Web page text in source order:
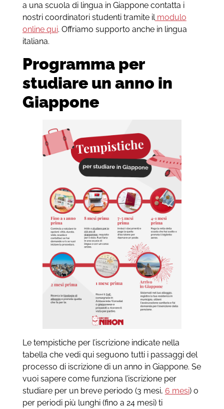
a una scuola di lingua in Giappone contatta i
nostri coordinatori studenti tramite ilmodulo
online qui. Offriamo supporto anche in lingua
italiana.
Programma per
studiare un anno in
Giappone
Le tempistiche per l’iscrizione indicate nella
tabella che vedi qui seguono tutti i passaggi del
processo di iscrizione di un anno in Giappone. Se
vuoi sapere come funziona l’iscrizione per
studiare per un breve periodo (3 mesi, 6 mesi) o
per periodi più lunghi (fino a 24 mesi) ti